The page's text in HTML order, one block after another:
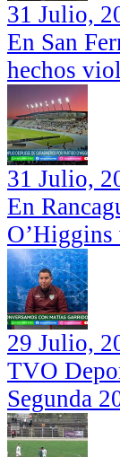
31 Julio,
En San
hechos
31 Julio,
En
O’Higgins
29 Julio,
TVO
Segunda